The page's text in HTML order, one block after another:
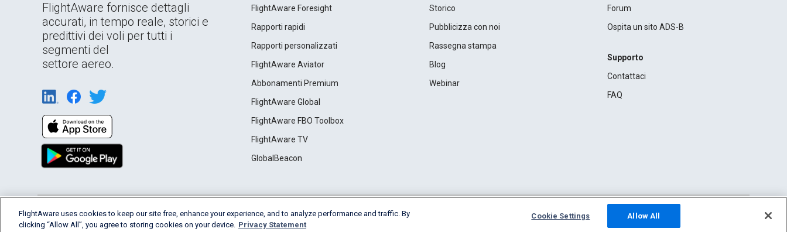
FlightAware fornisce dettagli
accurati, in tempo reale, storici e
predittivi dei voli per tutti i
segmenti del
settore aereo.
FlightAware Foresight
Rapporti rapidi
Rapporti personalizzati
FlightAware Aviator
Abbonamenti Premium
FlightAware Global
FlightAware FBO Toolbox
FlightAware TV
GlobalBeacon
Storico
Pubblicizza con noi
Rassegna stampa
Blog
Webinar
Forum
Ospita un sito ADS-B
Supporto
Contattaci
FAQ
English (USA) 2026 FlightAware Terms of Use Privacy Cookie Settings
FlightAware uses cookies to keep our site free, enhance your experience, and to analyze performance and traffic. By
clicking “Allow All”, you agree to storing cookies on your device. Privacy Statement
Cookie Settings Allow All